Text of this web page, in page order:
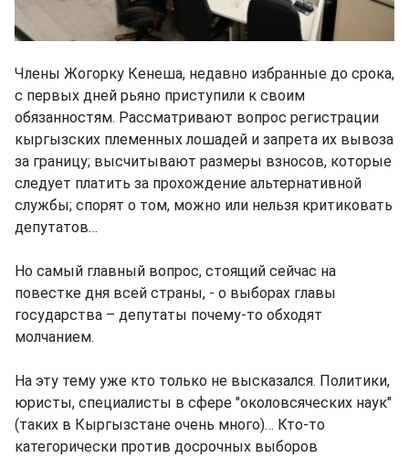
Члены Жогорку Кенеша, недавно избранные до срока,
с первых дней рьяно приступили к своим
обязанностям. Рассматривают вопрос регистрации
кыргызских племенных лошадей и запрета их вывоза
за границу; высчитывают размеры взносов, которые
следует платить за прохождение альтернативной
службы; спорят о том, можно или нельзя критиковать
депутатов…
Но самый главный вопрос, стоящий сейчас на
повестке дня всей страны, - о выборах главы
государства – депутаты почему-то обходят
молчанием.
На эту тему уже кто только не высказался. Политики,
юристы, специалисты в сфере "околовсяческих наук"
(таких в Кыргызстане очень много)… Кто-то
категорически против досрочных выборов